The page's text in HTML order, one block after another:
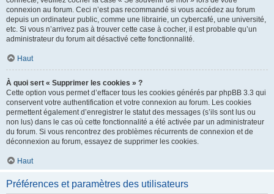
connexion au forum. Ceci n’est pas recommandé si vous accédez au forum
depuis un ordinateur public, comme une librairie, un cybercafé, une université,
etc. Si vous n’arrivez pas à trouver cette case à cocher, il est probable qu’un
administrateur du forum ait désactivé cette fonctionnalité.
Haut
À quoi sert « Supprimer les cookies » ?
Cette option vous permet d’effacer tous les cookies générés par phpBB 3.3 qui
conservent votre authentification et votre connexion au forum. Les cookies
permettent également d’enregistrer le statut des messages (s’ils sont lus ou
non lus) dans le cas où cette fonctionnalité a été activée par un administrateur
du forum. Si vous rencontrez des problèmes récurrents de connexion et de
déconnexion au forum, essayez de supprimer les cookies.
Haut
Préférences et paramètres des utilisateurs